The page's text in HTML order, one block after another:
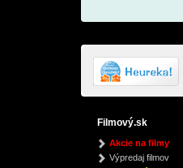
Percy Jackson and
the Greek Heroes
Rick Riordan
Filmový.sk
Akcie na filmy
Výpredaj filmov